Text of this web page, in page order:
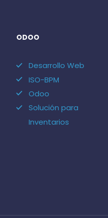
ODOO
Desarrollo Web
ISO-BPM
Odoo
Solución para
Inventarios